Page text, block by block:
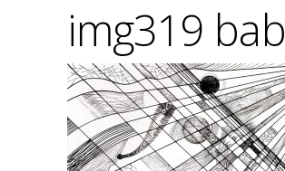
img319 bab